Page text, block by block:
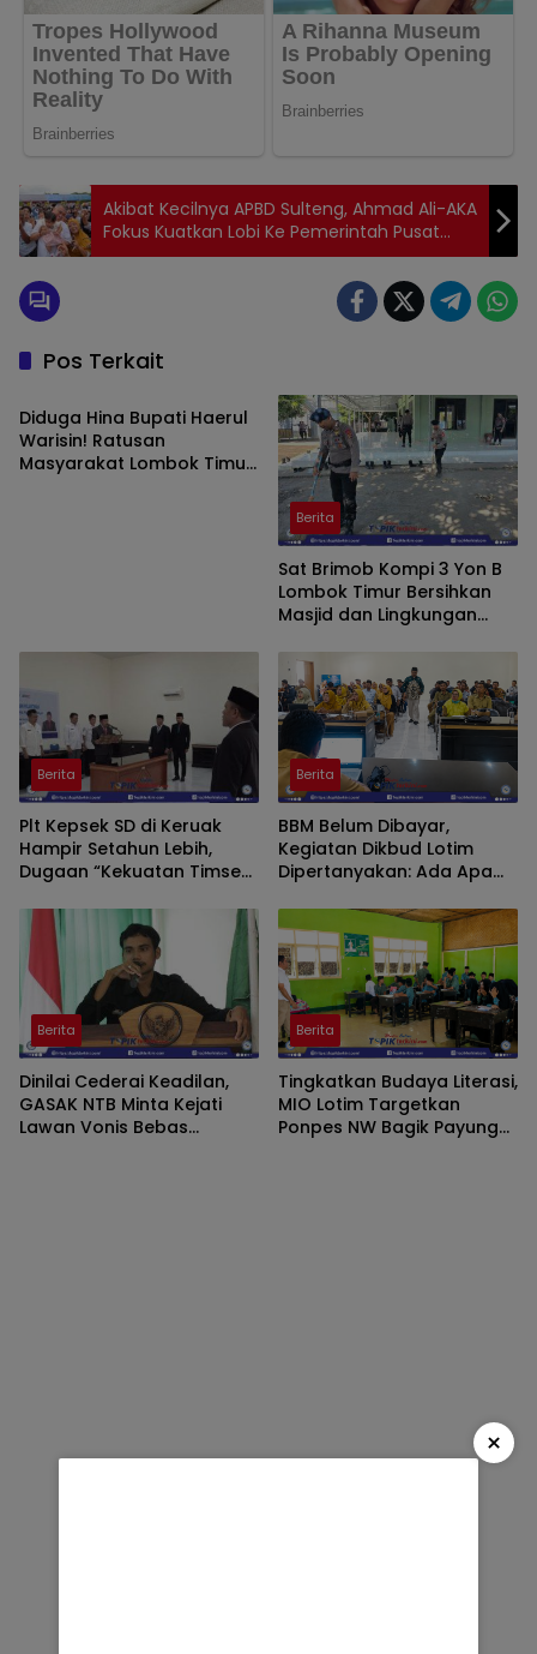
Akibat Kecilnya APBD Sulteng, Ahmad Ali-AKA
Fokus Kuatkan Lobi Ke Pemerintah Pusat
Demi Perkuat Peningkatan Pembangunan di
Pos Terkait
Berita
Diduga Hina Bupati Haerul
Warisin! Ratusan
Masyarakat Lombok Timur
Berita
Sat Brimob Kompi 3 Yon B
Lombok Timur Bersihkan
Masjid dan Lingkungan
Berita
Plt Kepsek SD di Keruak
Hampir Setahun Lebih,
Dugaan “Kekuatan Timses”
Gaduh Dunia Pendidikan
Tata Kelola Dikbud Lotim
Dipertanyakan
Berita
BBM Belum Dibayar,
Kegiatan Dikbud Lotim
Dipertanyakan: Ada Apa
Anggaran?
Berita
Dinilai Cederai Keadilan,
GASAK NTB Minta Kejati
Lawan Vonis Bebas
Berita
Tingkatkan Budaya Literasi,
MIO Lotim Targetkan
Ponpes NW Bagik Payung
×